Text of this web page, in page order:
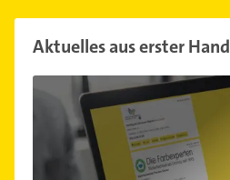
Aktuelles aus erster Hand